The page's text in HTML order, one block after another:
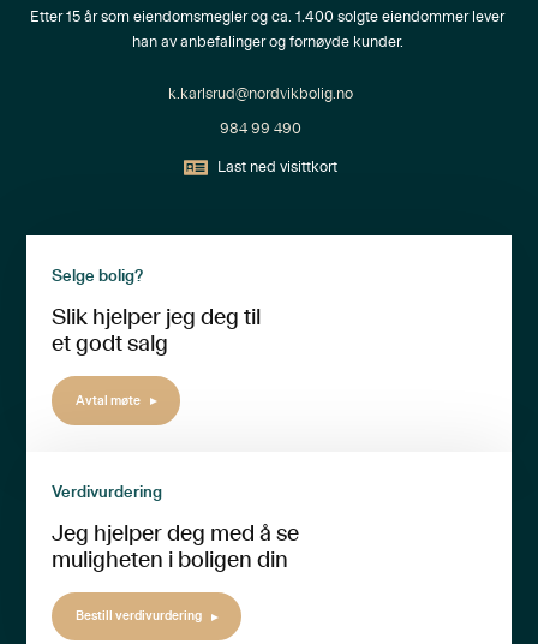
Etter 15 år som eiendomsmegler og ca. 1.400 solgte eiendommer lever
han av anbefalinger og fornøyde kunder.
k.karlsrud@nordvikbolig.no
984 99 490
Last ned visittkort
Selge bolig?
Slik hjelper jeg deg til
et godt salg
Avtal møte
Verdivurdering
Jeg hjelper deg med å se
muligheten i boligen din
Bestill verdivurdering